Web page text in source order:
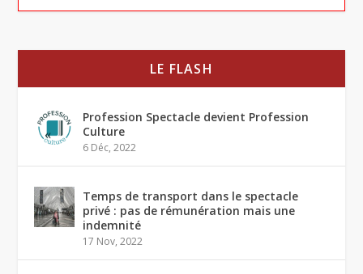
LE FLASH
Profession Spectacle devient Profession
Culture
6 Déc, 2022
Temps de transport dans le spectacle
privé : pas de rémunération mais une
indemnité
17 Nov, 2022